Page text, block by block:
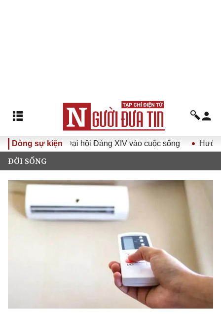
Dòng sự kiện
Nghị quyết Đại hội Đảng XIV vào cuộc sống Hướng tới
ĐỜI SỐNG